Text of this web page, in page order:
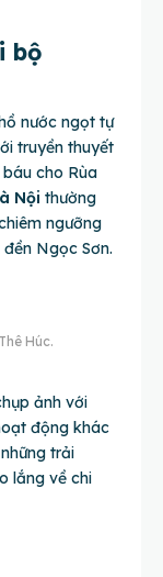
bộ
nước ngọt tự
truyền thuyết
cho Rùa
Nội thường
ngưỡng
Ngọc Sơn.
Húc.
ảnh với
động khác
trải
lắng về chi